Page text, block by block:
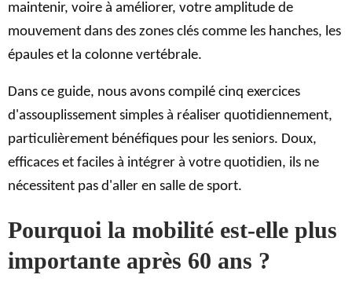
maintenir, voire à améliorer, votre amplitude de
mouvement dans des zones clés comme les hanches, les
épaules et la colonne vertébrale.
Dans ce guide, nous avons compilé cinq exercices
d'assouplissement simples à réaliser quotidiennement,
particulièrement bénéfiques pour les seniors. Doux,
efficaces et faciles à intégrer à votre quotidien, ils ne
nécessitent pas d'aller en salle de sport.
Pourquoi la mobilité est-elle plus
importante après 60 ans ?